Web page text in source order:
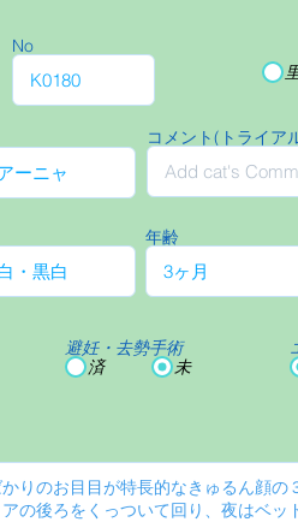
No
コメント(トライア
年齢
避妊・去勢手術
済
未